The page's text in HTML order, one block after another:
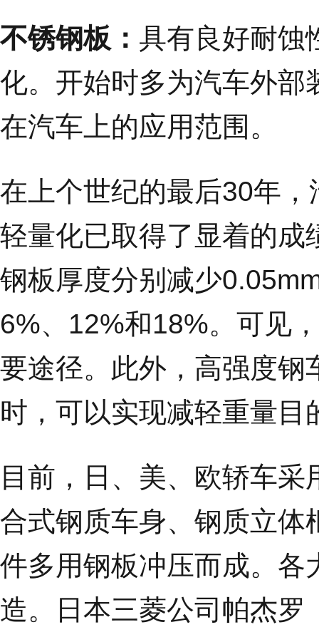
不锈钢板： 具有良好耐蚀
化。开始时多为汽车外部
在汽车上的应用范围。
在上个世纪的最后30年
轻量化已取得了显着的成
钢板厚度分别减少
6%、12%和18%。可见
要途径。此外，高强度钢
时，可以实现减轻重量目
目前，日、美、欧轿车
合式钢质车身、钢质立体
件多用钢板冲压而成。各
造。日本三菱公司帕杰罗